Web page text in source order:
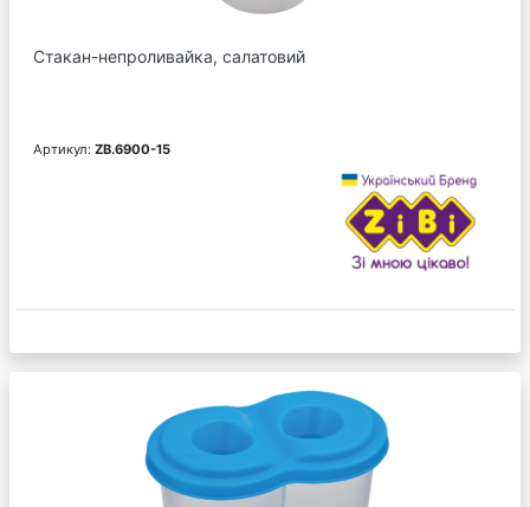
Стакан-непроливайка, салатовий
Артикул: ZB.6900-15